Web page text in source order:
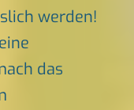
werden!
das